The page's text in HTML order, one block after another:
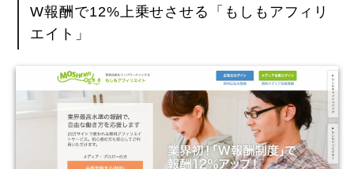
W報酬で12%上乗せさせる「もしもアフィリ
エイト」